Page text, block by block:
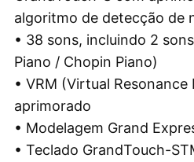
algoritmo de detecção de
• 38 sons, incluindo 2
Piano / Chopin Piano)
• VRM (Virtual Resonance
aprimorado
• Modelagem Grand
• Teclado GrandTouch-